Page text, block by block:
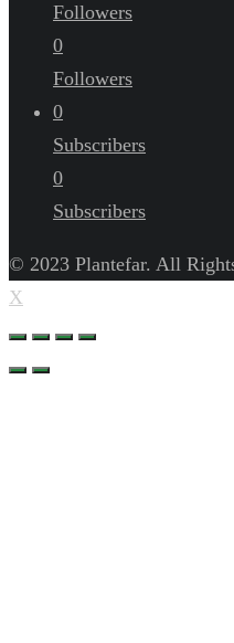
Followers
0
Followers
0
Subscribers
0
Subscribers
© 2023 Plantefar. All
X